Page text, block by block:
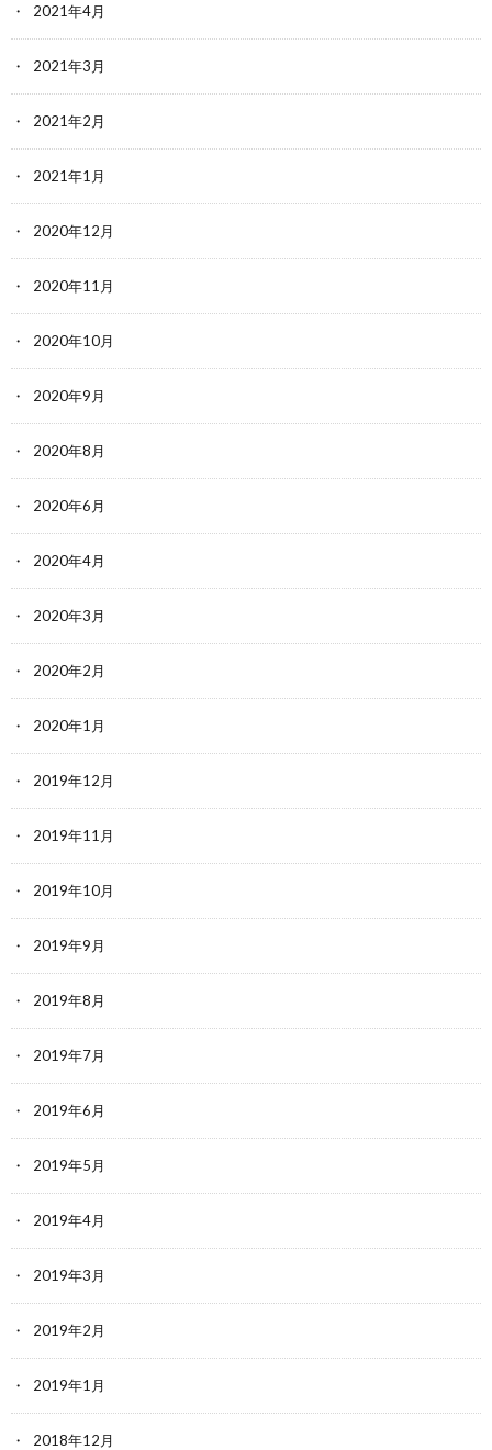
2021年4月
2021年3月
2021年2月
2021年1月
2020年12月
2020年11月
2020年10月
2020年9月
2020年8月
2020年6月
2020年4月
2020年3月
2020年2月
2020年1月
2019年12月
2019年11月
2019年10月
2019年9月
2019年8月
2019年7月
2019年6月
2019年5月
2019年4月
2019年3月
2019年2月
2019年1月
2018年12月